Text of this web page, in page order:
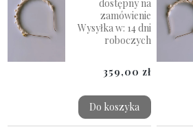
dostępny na
zamówienie
Wysyłka w: 14 dni
roboczych
359,00 zł
Do koszyka